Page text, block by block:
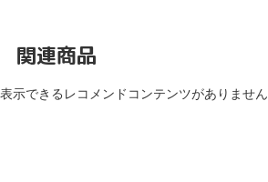
関連商品
表示できるレコメンドコンテンツがありません